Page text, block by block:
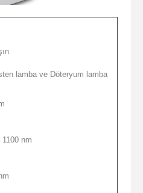
lamba ve Döteryum lamba
nm